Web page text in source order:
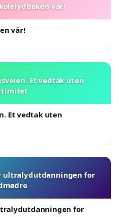
vår!
vår!
Et vedtak uten
Et vedtak uten
ultralydutdanningen for
for